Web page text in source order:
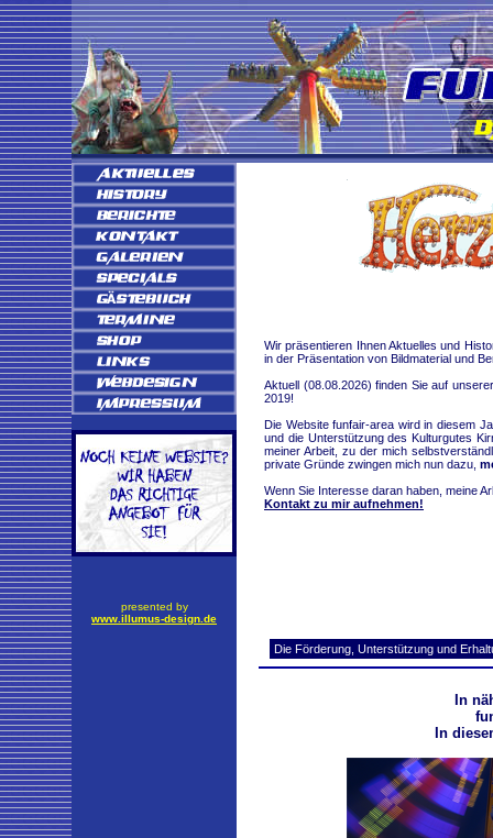
presented by
www.illumus-design.de
Wir präsentieren Ihnen Aktuelles und
in der Präsentation von Bildmaterial und
Aktuell (08.08.2026) finden Sie auf
2019!
Die Website funfair-area wird in diesem
und die Unterstützung des Kulturgutes
meiner Arbeit, zu der mich
private Gründe zwingen mich nun dazu,
Wenn Sie Interesse daran haben, meine
Kontakt zu mir aufnehmen!
In
In